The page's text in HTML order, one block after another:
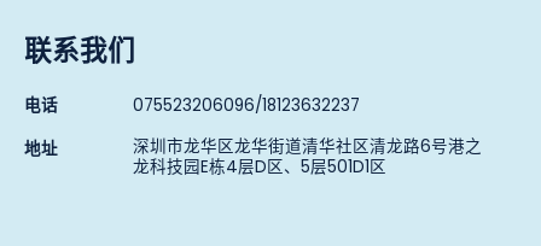
联系我们
电话 075523206096/18123632237
地址 深圳市龙华区龙华街道清华社区清龙路6号港之
龙科技园E栋4层D区、5层501D1区